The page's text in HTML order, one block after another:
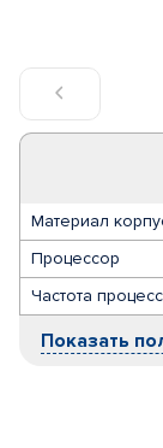
Материал
Процессор
Частота
Показать